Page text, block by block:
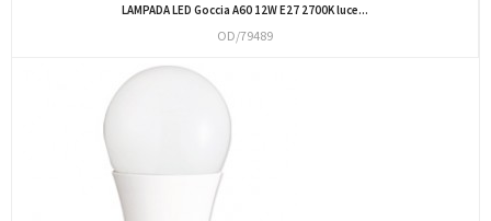
LAMPADA LED Goccia A60 12W E27 2700K luce...
OD/79489